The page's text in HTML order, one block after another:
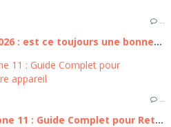
…
Acheter un iPhone 12 en 2026 : est ce toujours une bonne affaire ?
…
Remplacer la batterie iPhone 11 : Guide Complet pour Retrouver l'autonomie de votre appareil